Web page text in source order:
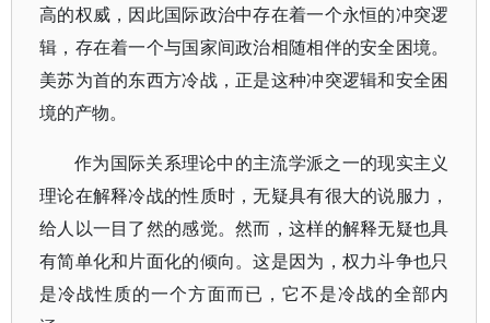
高的权威，因此国际政治中存在着一个永恒的冲突逻
辑，存在着一个与国家间政治相随相伴的安全困境。
美苏为首的东西方冷战，正是这种冲突逻辑和安全困
境的产物。
作为国际关系理论中的主流学派之一的现实主义
理论在解释冷战的性质时，无疑具有很大的说服力，
给人以一目了然的感觉。然而，这样的解释无疑也具
有简单化和片面化的倾向。这是因为，权力斗争也只
是冷战性质的一个方面而已，它不是冷战的全部内